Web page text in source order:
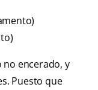
no encerado, y
Puesto que